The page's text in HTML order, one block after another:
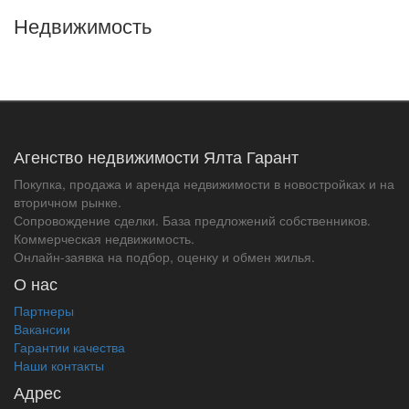
Недвижимость
Агенство недвижимости Ялта Гарант
Покупка, продажа и аренда недвижимости в новостройках и на
вторичном рынке.
Сопровождение сделки. База предложений собственников.
Коммерческая недвижимость.
Онлайн-заявка на подбор, оценку и обмен жилья.
О нас
Партнеры
Вакансии
Гарантии качества
Наши контакты
Адрес